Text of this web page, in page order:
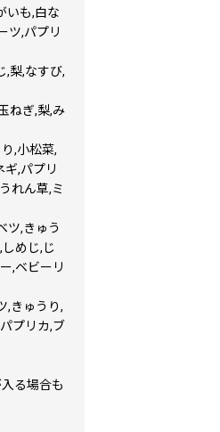
いも,白な
ツ,パプリ
,梨,なすび,
ねぎ,梨,み
,小松菜,
ギ,パプリ
れん草,ミ
ツ,きゅう
めじ,じ
,ベビーリ
,きゅうり,
プリカ,ブ
る場合も